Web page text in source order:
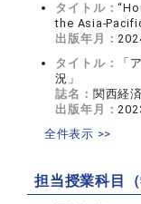
タイトル：
the Asia-
出版年月：
タイトル：
「
況」
誌名： 関西経
出版年月：
全件表示 >>
担当授業科目（